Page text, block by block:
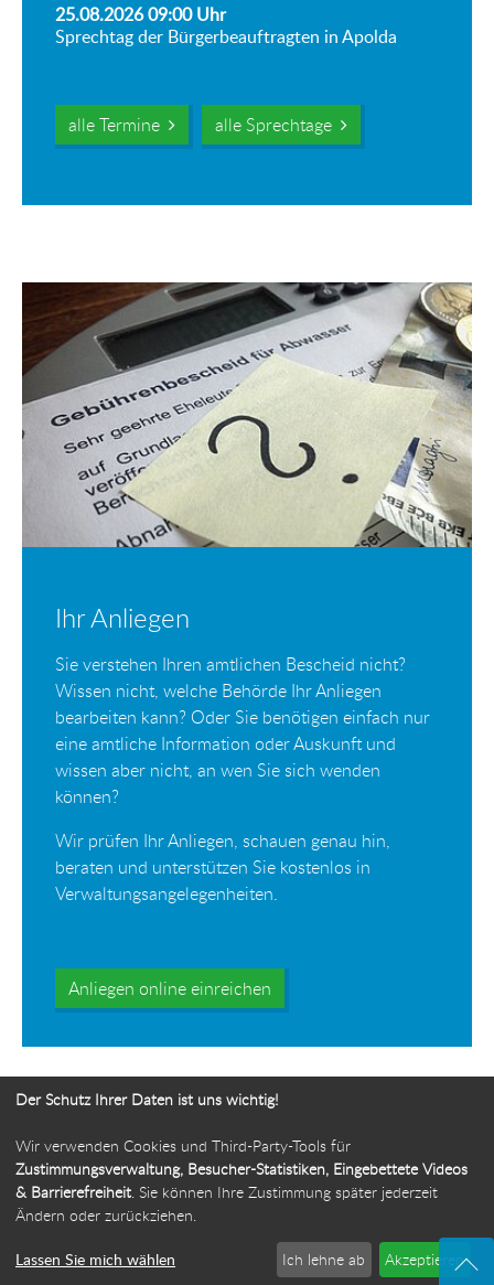
25.08.2026 09:00Uhr
Sprechtag der Bürgerbeauftragten in Apolda
alle Termine alle Sprechtage
Ihr Anliegen
Sie verstehen Ihren amtlichen Bescheid nicht?
Wissen nicht, welche Behörde Ihr Anliegen
bearbeiten kann? Oder Sie benötigen einfach nur
eine amtliche Information oder Auskunft und
wissen aber nicht, an wen Sie sich wenden
können?
Wir prüfen Ihr Anliegen, schauen genau hin,
beraten und unterstützen Sie kostenlos in
Verwaltungsangelegenheiten.
Anliegen online einreichen
Ihr Weg zur Bürgerbeauftragten
Der Schutz Ihrer Daten ist uns wichtig!
Wir verwenden Cookies und Third-Party-Tools für
Zustimmungsverwaltung, Besucher-Statistiken, Eingebettete Videos
& Barrierefreiheit. Sie können Ihre Zustimmung später jederzeit
Ändern oder zurückziehen.
Lassen Sie mich wählen Ich lehne ab Akzeptieren